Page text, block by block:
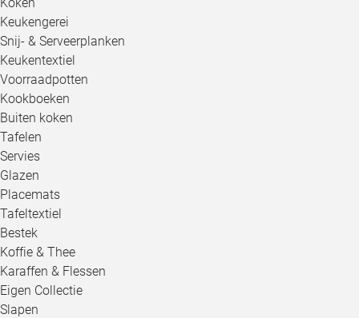
Keukengerei
Snij- & Serveerplanken
Keukentextiel
Voorraadpotten
Kookboeken
Buiten koken
Tafelen
Servies
Glazen
Placemats
Tafeltextiel
Bestek
Koffie & Thee
Karaffen & Flessen
Eigen Collectie
Slapen